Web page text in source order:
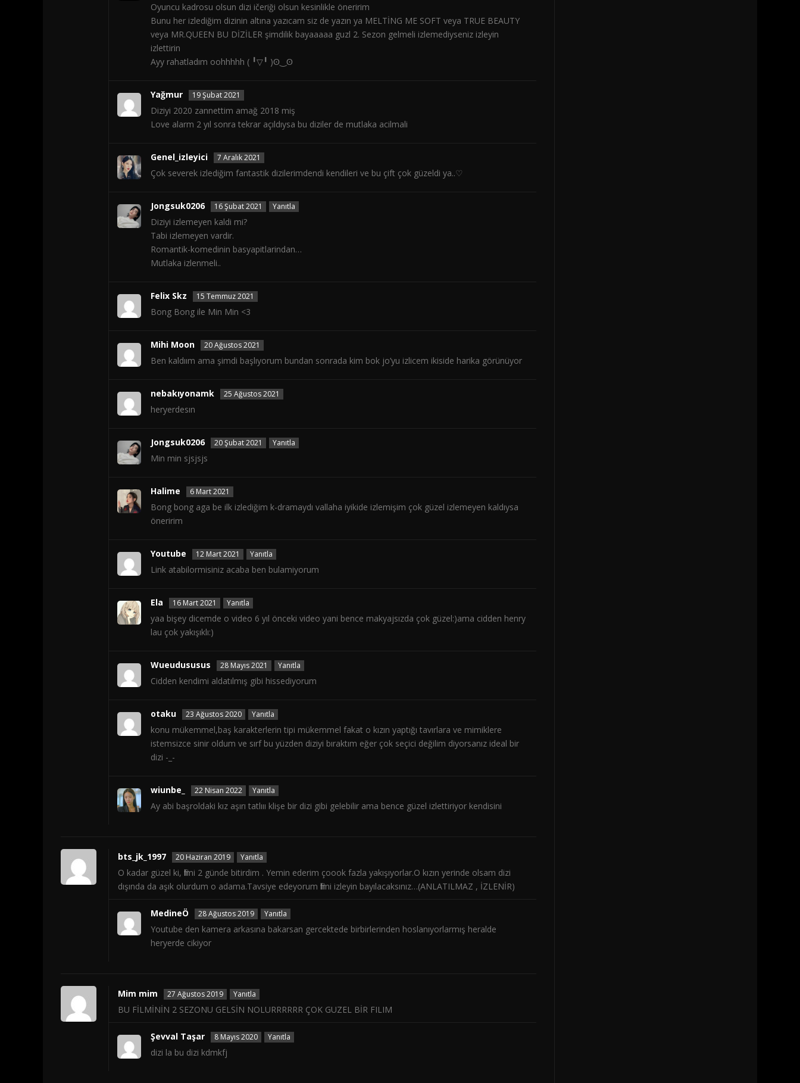
Oyuncu kadrosu olsun dizi ičeriği olsun kesinlikle öneririm
Bunu her izlediğim dizinin altına yazıcam siz de yazın ya MELTİNG ME SOFT veya TRUE BEAUTY
veya MR.QUEEN BU DİZİLER şimdilik bayaaaaa guzl 2. Sezon gelmeli izlemediyseniz izleyin
izlettirin
Ayy rahatladım oohhhhh ( ╹▽╹ )ʘ‿ʘ
Yağmur 19 Şubat 2021
Diziyi 2020 zannettim amağ 2018 miş
Love alarm 2 yıl sonra tekrar açıldıysa bu diziler de mutlaka acilmali
Genel_izleyici 7 Aralık 2021
Çok severek izlediğim fantastik dizilerimdendi kendileri ve bu çift çok güzeldi ya..♡
Jongsuk0206 16 Şubat 2021 Yanıtla
Diziyi izlemeyen kaldi mi?
Tabi izlemeyen vardir.
Romantik-komedinin basyapitlarindan…
Mutlaka izlenmeli..
Felix Skz 15 Temmuz 2021
Bong Bong ile Min Min <3
Mihi Moon 20 Ağustos 2021
Ben kaldıım ama şimdi başlıyorum bundan sonrada kim bok jo’yu izlicem ikiside harika görünüyor
nebakıyonamk 25 Ağustos 2021
heryerdesın
Jongsuk0206 20 Şubat 2021 Yanıtla
Min min sjsjsjs
Halime 6 Mart 2021
Bong bong aga be ilk izlediğim k-dramaydı vallaha iyikide izlemişim çok güzel izlemeyen kaldıysa
öneririm
Youtube 12 Mart 2021 Yanıtla
Link atabilormisiniz acaba ben bulamiyorum
Ela 16 Mart 2021 Yanıtla
yaa bişey dicemde o video 6 yıl önceki video yani bence makyajsızda çok güzel:)ama cidden henry
lau çok yakışıklı:)
Wueudususus 28 Mayıs 2021 Yanıtla
Cidden kendimi aldatılmış gibi hissediyorum
otaku 23 Ağustos 2020 Yanıtla
konu mükemmel,baş karakterlerin tipi mükemmel fakat o kızın yaptığı tavırlara ve mimiklere
istemsizce sinir oldum ve sırf bu yüzden diziyi bıraktım eğer çok seçici değilim diyorsanız ideal bir
dizi -_-
wiunbe_ 22 Nisan 2022 Yanıtla
Ay abi başroldaki kız aşırı tatlııı klişe bir dizi gibi gelebilir ama bence güzel izlettiriyor kendisini
bts_jk_1997 20 Haziran 2019 Yanıtla
O kadar güzel ki, filmi 2 günde bitirdim . Yemin ederim çoook fazla yakışıyorlar.O kızın yerinde olsam dizi
dışında da aşık olurdum o adama.Tavsiye edeyorum filmi izleyin bayılacaksınız…(ANLATILMAZ , İZLENİR)
MedineÖ 28 Ağustos 2019 Yanıtla
Youtube den kamera arkasına bakarsan gercektede birbirlerinden hoslanıyorlarmış heralde
heryerde cikiyor
Mim mim 27 Ağustos 2019 Yanıtla
BU FİLMİNİN 2 SEZONU GELSİN NOLURRRRRR ÇOK GUZEL BİR FILIM
Şevval Taşar 8 Mayıs 2020 Yanıtla
dizi la bu dizi kdmkfj